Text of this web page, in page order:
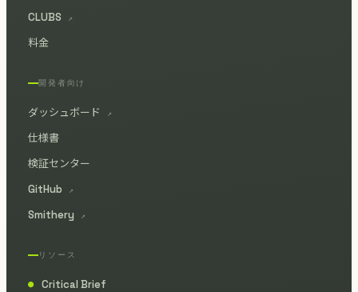
CLUBS
↗
料金
開発者向け
ダッシュボード ↗
仕様書
検証センター
GitHub
↗
Smithery ↗
リソース
●
Critical Brief